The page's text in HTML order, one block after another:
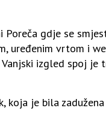
gdje se
uređenim vrtom i
izgled spoj je
je bila